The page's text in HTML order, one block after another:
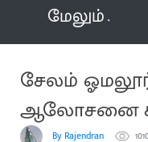
மேலும்
சேலம்
ஆலோசனை
By Rajendran